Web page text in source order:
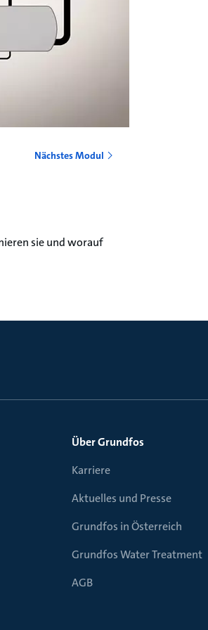
Nächstes Modul
sie und worauf
Über Grundfos
Karriere
Aktuelles und Presse
Grundfos in Österreich
Grundfos Water Treatment
AGB